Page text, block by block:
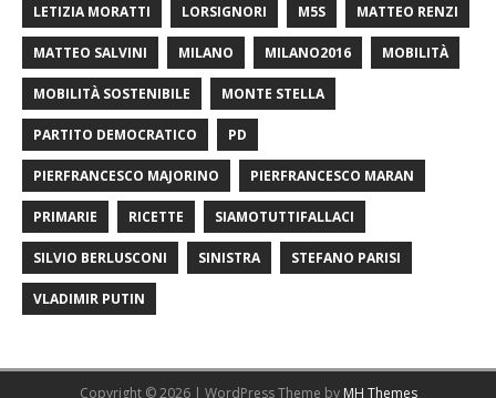
LETIZIA MORATTI LORSIGNORI M5S MATTEO RENZI
MATTEO SALVINI MILANO MILANO2016 MOBILITÀ
MOBILITÀ SOSTENIBILE MONTE STELLA
PARTITO DEMOCRATICO PD
PIERFRANCESCO MAJORINO PIERFRANCESCO MARAN
PRIMARIE RICETTE SIAMOTUTTIFALLACI
SILVIO BERLUSCONI SINISTRA STEFANO PARISI
VLADIMIR PUTIN
Copyright © 2026 | WordPress Theme by MH Themes